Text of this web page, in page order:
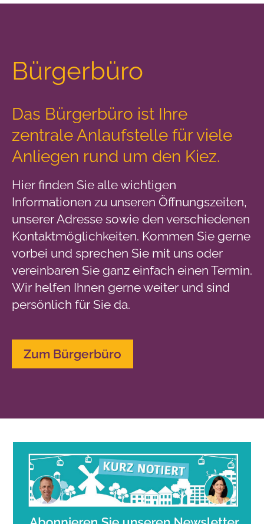
Bürgerbüro
Das Bürgerbüro ist Ihre
zentrale Anlaufstelle für viele
Anliegen rund um den Kiez.
Hier finden Sie alle wichtigen
Informationen zu unseren Öffnungszeiten,
unserer Adresse sowie den verschiedenen
Kontaktmöglichkeiten. Kommen Sie gerne
vorbei und sprechen Sie mit uns oder
vereinbaren Sie ganz einfach einen Termin.
Wir helfen Ihnen gerne weiter und sind
persönlich für Sie da.
Zum Bürgerbüro